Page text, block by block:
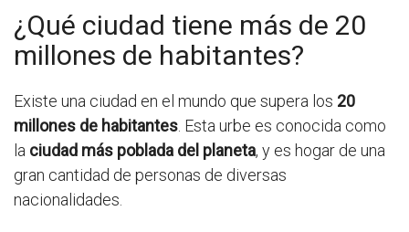
¿Qué ciudad tiene más de 20
millones de habitantes?
Existe una ciudad en el mundo que supera los 20
millones de habitantes . Esta urbe es conocida como
la ciudad más poblada del planeta, y es hogar de una
gran cantidad de personas de diversas
nacionalidades.